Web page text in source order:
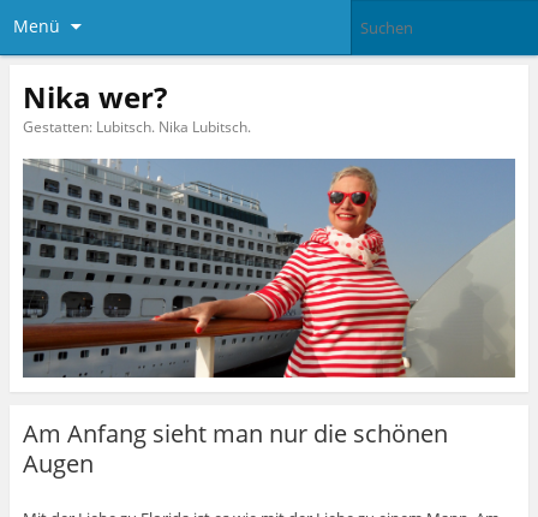
Menü
Nika wer?
Gestatten: Lubitsch. Nika Lubitsch.
Am Anfang sieht man nur die schönen
Augen